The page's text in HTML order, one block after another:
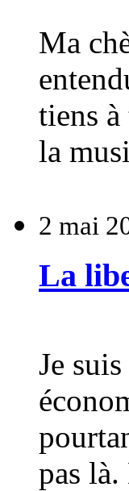
Ma
tiens
la
2 mai
La
Je
pas